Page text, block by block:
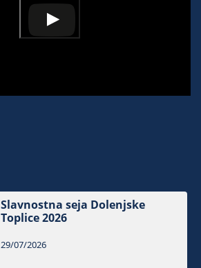
Slavnostna seja Dolenjske
Toplice 2026
29/07/2026